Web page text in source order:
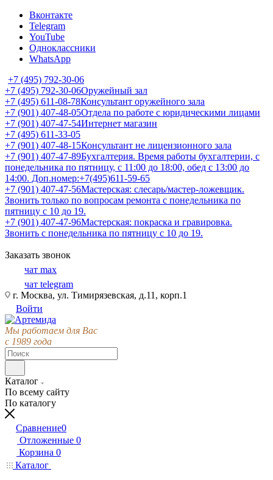
Вконтакте
Telegram
YouTube
Одноклассники
WhatsApp
+7 (495) 792-30-06
+7 (495) 792-30-06Оружейный зал
+7 (495) 611-08-78Консультант оружейного зала
+7 (901) 407-48-05Отдела по работе с юридическими лицами
+7 (901) 407-47-54Интернет магазин
+7 (495) 611-33-05
+7 (901) 407-48-15Консультант не лицензионного зала
+7 (901) 407-47-89Бухгалтерия. Время работы бухгалтерии, с
понедельника по пятницу, с 11:00 до 18:00, обед с 13:00 до
14:00. Доп.номер:+7(495)611-59-65
+7 (901) 407-47-56Мастерская: слесарь/мастер-ложевщик.
Звонить только по вопросам ремонта с понедельника по
пятницу с 10 до 19.
+7 (901) 407-47-96Мастерская: покраска и гравировка.
Звонить с понедельника по пятницу с 10 до 19.
Заказать звонок
чат max
чат telegram
г. Москва, ул. Тимирязевская, д.11, корп.1
Войти
Мы работаем для Вас
с 1989 года
Каталог
По всему сайту
По каталогу
Сравнение0
Отложенные 0
Корзина 0
Каталог